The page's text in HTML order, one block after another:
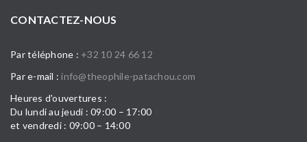
CONTACTEZ-NOUS
Par téléphone : +32 10 24 66 12
Par e-mail : info@theophile-patachou.com
Heures d'ouvertures :
Du lundi au jeudi : 09:00 – 17:00
et vendredi : 09:00 – 14:00